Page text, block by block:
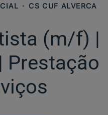
· CS CUF ALVERCA
(m/f) |
Prestação